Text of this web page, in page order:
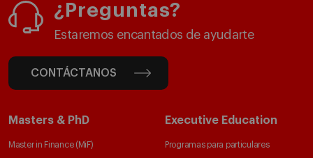
¿Preguntas?
Estaremos encantados de ayudarte
CONTÁCTANOS
Masters & PhD
Master in Finance (MiF)
Executive Education
Programas para particulares